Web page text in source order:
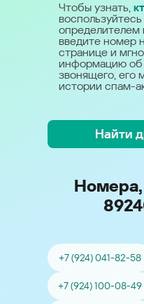
Чтобы узнать,
определителем
введите номер
странице и
информацию об
звонящего, его
истории спам-
Найти
+7 (924) 041-82-58
+7 (924) 100-08-49